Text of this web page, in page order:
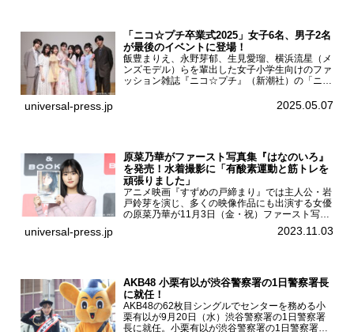
「ニコ☆プチ卒業式2025」女子6名、男子2名
が最後のイベントに登場！
飯豊まりえ、永野芽郁、生見愛瑠、横浜流星（メ
ンズモデル）らを輩出した女子小学生向けのファ
ッション雑誌『ニコ☆プチ』（新潮社）の「ニコ
モード学園コクーンタワーで開催され、卒業モデ
universal-press.jp 2025.05.07
原菜乃華がファースト写真集『はなのいろ』
を発売！水着撮影に「有酸素運動と筋トレを
頑張りました」
アニメ映画『すずめの戸締まり』では主人公・岩
戸鈴芽を演じ、多くの映像作品にも出演する女優
の原菜乃華が11月3日（金・祝）ファースト写真
集『はなのいろ』発売記念イベントを
HMV&BOOKS SHIBUYAで開催した。原菜乃華フ
universal-press.jp 2023.11.03
AKB48 小栗有以が渋谷警察署の1日警察署長
に就任！
AKB48の62枚目シングルでセンターを務める小
栗有以が9月20日（水）渋谷警察署の1日警察署
長に就任。小栗有以が渋谷警察署の1日警察署長